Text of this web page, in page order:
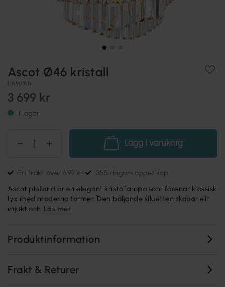
Ascot Ø46 kristall
LAMPAN
3 699 kr
I lager
Lägg i varukorg
Fri frakt över 699 kr 365 dagars öppet köp
Ascot plafond är en elegant kristallampa som förenar klassisk
lyx med moderna former. Den böljande siluetten skapar ett
mjukt och Läs mer
Produktinformation
Frakt & Returer